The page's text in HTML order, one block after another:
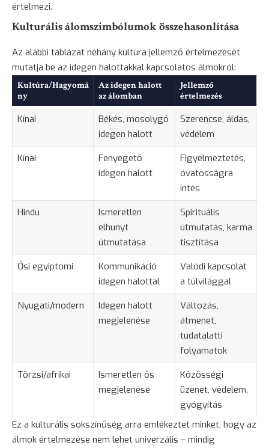
értelmezi.
Kulturális álomszimbólumok összehasonlítása
Az alábbi táblázat néhány kultúra jellemző értelmezését
mutatja be az idegen halottakkal kapcsolatos álmokról:
Kultúra/Hagyomá
ny
Az idegen halott
az álomban
Jellemző
értelmezés
Kínai
Békés, mosolygó
idegen halott
Szerencse, áldás,
védelem
Kínai
Fenyegető
idegen halott
Figyelmeztetés,
óvatosságra
intés
Hindu
Ismeretlen
elhunyt
útmutatása
Spirituális
útmutatás, karma
tisztítása
Ősi egyiptomi
Kommunikáció
idegen halottal
Valódi kapcsolat
a túlvilággal
Nyugati/modern
Idegen halott
megjelenése
Változás,
átmenet,
tudatalatti
folyamatok
Törzsi/afrikai
Ismeretlen ős
megjelenése
Közösségi
üzenet, védelem,
gyógyítás
Ez a kulturális sokszínűség arra emlékeztet minket, hogy az
álmok értelmezése nem lehet univerzális – mindig